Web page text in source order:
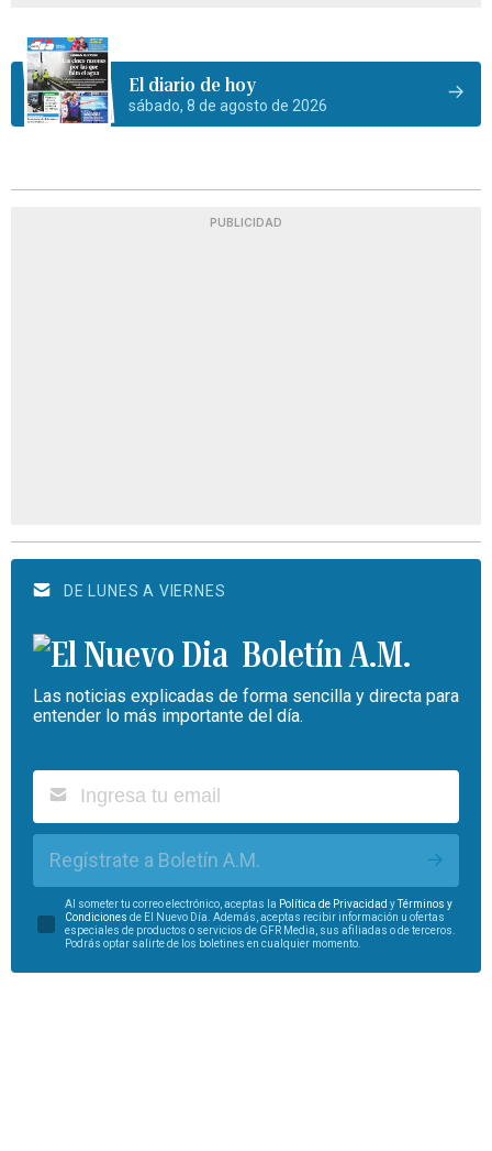
El diario de hoy
sábado, 8 de agosto de 2026
PUBLICIDAD
DE LUNES A VIERNES
Boletín A.M.
Las noticias explicadas de forma sencilla y directa para
entender lo más importante del día.
Regístrate a Boletín A.M.
Al someter tu correo electrónico, aceptas la Política de Privacidad yTérminos y
Condiciones de El Nuevo Día. Además, aceptas recibir información u ofertas
especiales de productos o servicios de GFR Media, sus afiliadas o de terceros.
Podrás optar salirte de los boletines en cualquier momento.